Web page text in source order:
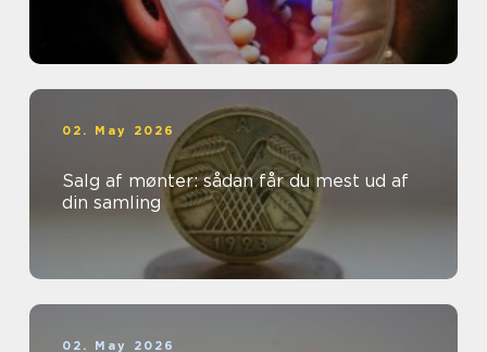
02. May 2026
Salg af mønter: sådan får du mest ud af
din samling
02. May 2026